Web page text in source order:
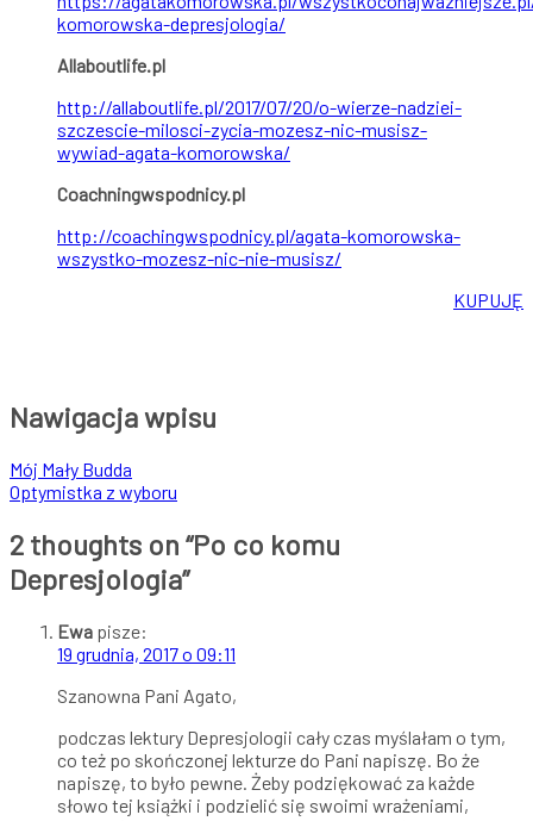
komorowska-depresjologia/
Allaboutlife.pl
http://allaboutlife.pl/2017/07/20/o-wierze-nadziei-
szczescie-milosci-zycia-mozesz-nic-musisz-
wywiad-agata-komorowska/
Coachningwspodnicy.pl
http://coachingwspodnicy.pl/agata-komorowska-
wszystko-mozesz-nic-nie-musisz/
KUPUJĘ
Nawigacja wpisu
Mój Mały Budda
Optymistka z wyboru
2 thoughts on “Po co komu
Depresjologia”
Ewa pisze:
19 grudnia, 2017 o 09:11
Szanowna Pani Agato,
podczas lektury Depresjologii cały czas myślałam o tym,
co też po skończonej lekturze do Pani napiszę. Bo że
napiszę, to było pewne. Żeby podziękować za każde
słowo tej książki i podzielić się swoimi wrażeniami,